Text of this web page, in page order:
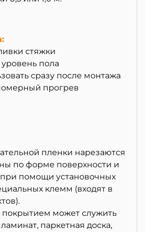
стяжки
пола
сразу после монтажа
прогрев
пленки нарезаются
по форме поверхности и
помощи установочных
клемм (входят в
может служить
паркетная доска,